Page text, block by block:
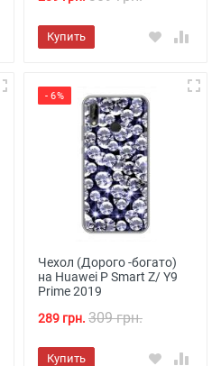
Купить
- 6%
Чехол (Дорого -богато)
на Huawei P Smart Z/ Y9
Prime 2019
289 грн. 309 грн.
Купить